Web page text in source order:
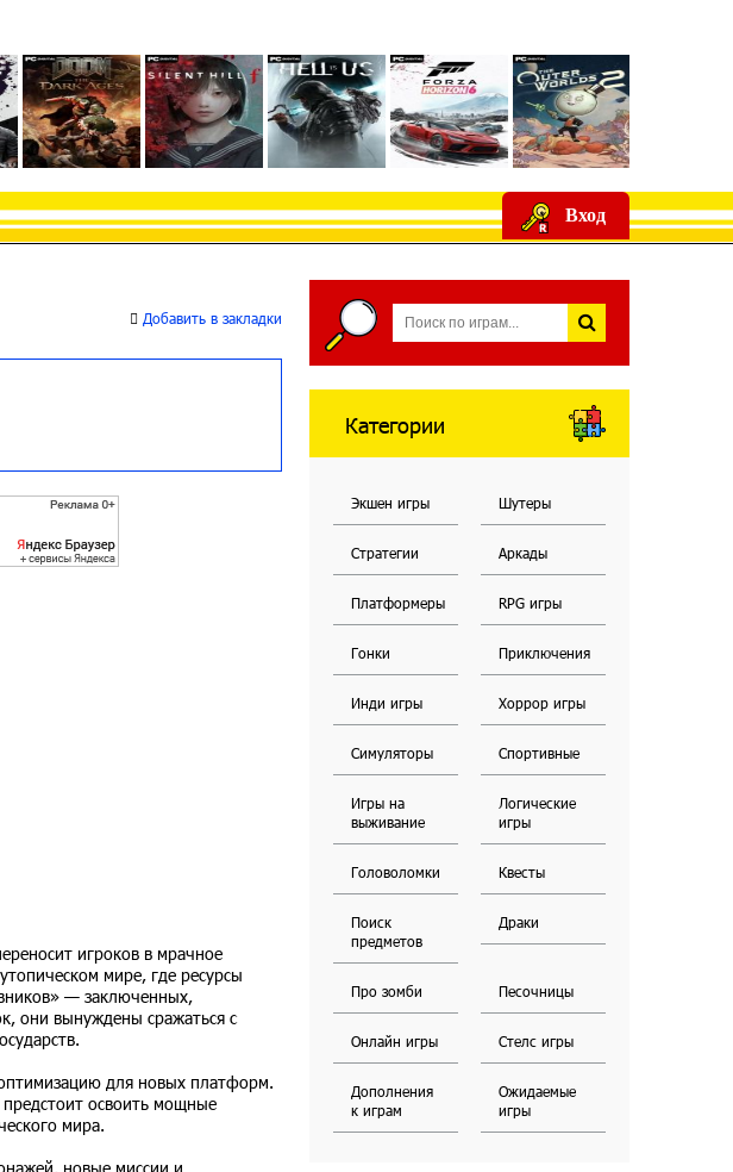
Вход
Добавить в закладки
игроков в мрачное
мире, где ресурсы
— заключенных,
они вынуждены сражаться с
для новых платформ.
освоить мощные
мира.
Категории
Экшен игры Шутеры
Стратегии Аркады
Платформеры RPG игры
Гонки Приключения
Инди игры Хоррор игры
Симуляторы Спортивные
Игры на
выживание
Логические
игры
Головоломки Квесты
Поиск
предметов
Драки
Про зомби Песочницы
Онлайн игры Стелс игры
Дополнения
к играм
Ожидаемые
игры